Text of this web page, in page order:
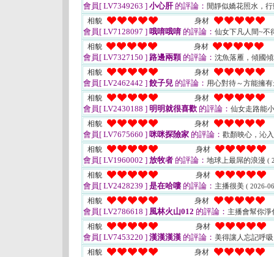
會員[ LV7349263 ] 小心肝的評論： 閒靜似嬌花照水，
相貌
身材
會員[ LV7128097 ] 哦唷哦唷的評論： 仙女下凡人間~
相貌
身材
會員[ LV7327150 ] 路邊兩顆的評論： 沈魚落雁，傾國
相貌
身材
會員[ LV2462442 ] 餃子兒 的評論： 用心對待～方能擁
相貌
身材
會員[ LV2430188 ] 明明就很喜歡 的評論： 仙女走路能
相貌
身材
會員[ LV7675660 ] 咪咪探險家 的評論： 歡顏映心，沁
相貌
身材
會員[ LV1960002 ] 放牧者 的評論： 地球上最屌的浪漫 (
相貌 身材
會員[ LV2428239 ] 是在哈嘍的評論： 主播很美 ( 2026-
相貌 身材
會員[ LV2786618 ] 風林火山012 的評論： 主播會幫你
相貌
身材
會員[ LV7453220 ] 漢漢漢漢 的評論： 美得讓人忘記呼
相貌
身材